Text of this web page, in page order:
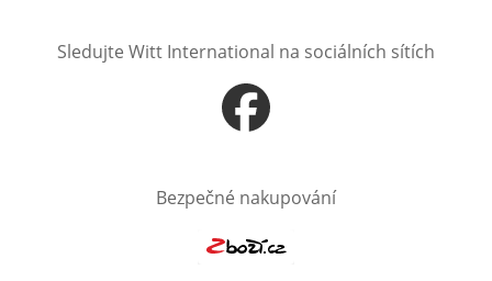
Sledujte Witt International na sociálních sítích
Otevře v novém okně
Bezpečné nakupování